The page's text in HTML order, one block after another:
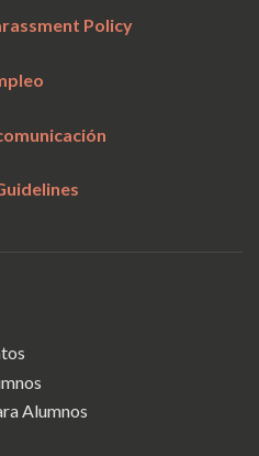
Policy
Alumnos